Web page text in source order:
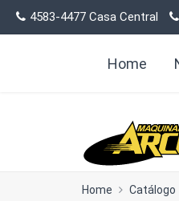
4583-4477 Casa Central
Home
Home Catálogo